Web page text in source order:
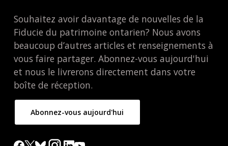
Souhaitez avoir davantage de nouvelles de la
Fiducie du patrimoine ontarien? Nous avons
beaucoup d’autres articles et renseignements à
vous faire partager. Abonnez-vous aujourd'hui
et nous le livrerons directement dans votre
boîte de réception.
Abonnez-vous aujourd'hui